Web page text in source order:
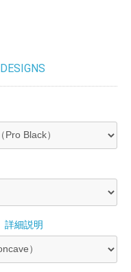
DESIGNS
詳細説明